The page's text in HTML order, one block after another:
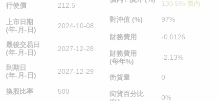
行使價 212.5
上市日期
(年-月-日)
2024-10-08
最後交易日
(年-月-日)
2027-12-28
到期日
(年-月-日)
2027-12-29
換股比率 500
130.5% 價內
對沖值 (%) 97%
財務費用 -0.0126
財務費用
(每年%)
-2.13%
街貨量 0
街貨百分比
0%